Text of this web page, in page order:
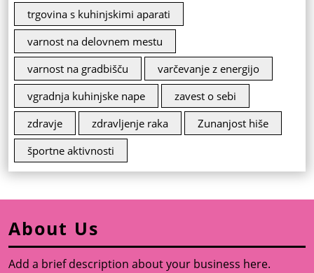
trgovina s kuhinjskimi aparati
varnost na delovnem mestu
varnost na gradbišču
varčevanje z energijo
vgradnja kuhinjske nape
zavest o sebi
zdravje
zdravljenje raka
Zunanjost hiše
športne aktivnosti
About Us
Add a brief description about your business here.